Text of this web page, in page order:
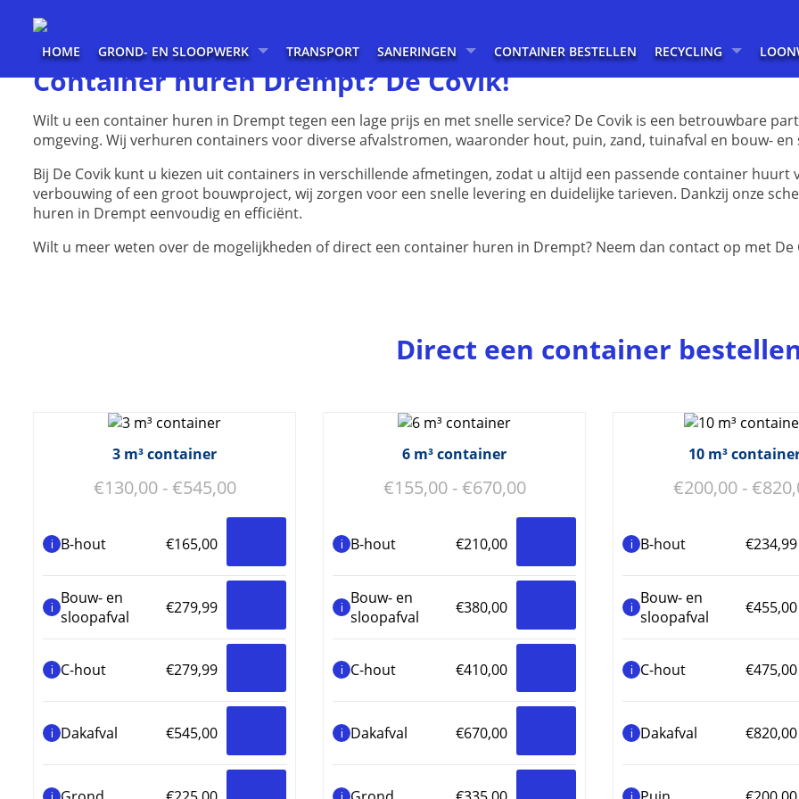
HOME GROND- EN SLOOPWERK TRANSPORT SANERINGEN CONTAINER BESTELLEN RECYCLING
Container huren Drempt? De Covik!
Wilt u een container huren in Drempt tegen een lage prijs en met snelle service? De Covik is een betrouwbare
omgeving. Wij verhuren containers voor diverse afvalstromen, waaronder hout, puin, zand, tuinafval en bouw- en
Bij De Covik kunt u kiezen uit containers in verschillende afmetingen, zodat u altijd een passende container
verbouwing of een groot bouwproject, wij zorgen voor een snelle levering en duidelijke tarieven. Dankzij onze
huren in Drempt eenvoudig en efficiënt.
Wilt u meer weten over de mogelijkheden of direct een container huren in Drempt? Neem dan contact op met De
Direct een container
3 m³ container
€130,00 - €545,00Prijsklasse:
€545,00
i B-hout €165,00
i
Bouw- en
sloopafval
€279,99
i C-hout €279,99
i Dakafval €545,00
6 m³ container
€155,00 - €670,00Prijsklasse:
€670,00
i B-hout €210,00
i
Bouw- en
sloopafval
€380,00
i C-hout €410,00
i Dakafval €670,00
10 m³
€200,00 - €
i B-hout €234,99
i
Bouw- en
sloopafval
€455,00
i C-hout €475,00
i Dakafval €820,00